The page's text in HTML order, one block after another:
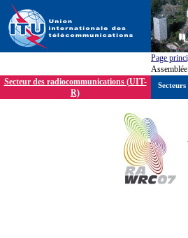
Page
Secteur des radiocommunications (UIT-
R)